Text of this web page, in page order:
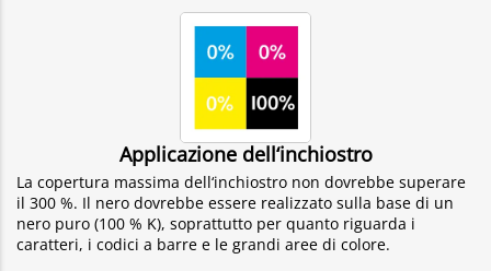
Applicazione dell‘inchiostro
La copertura massima dell‘inchiostro non dovrebbe superare
il 300 %. Il nero dovrebbe essere realizzato sulla base di un
nero puro (100 % K), soprattutto per quanto riguarda i
caratteri, i codici a barre e le grandi aree di colore.